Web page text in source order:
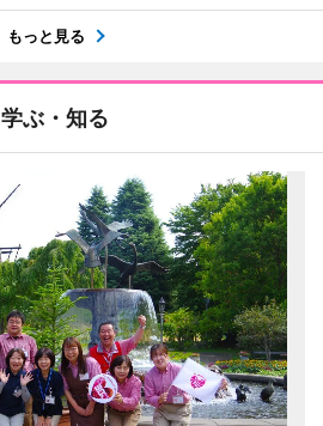
もっと見る
学ぶ・知る